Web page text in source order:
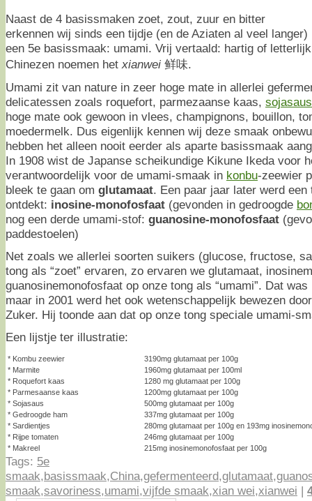
Naast de 4 basissmaken zoet, zout, zuur en bitter
erkennen wij sinds een tijdje (en de Aziaten al veel langer)
een 5e basissmaak: umami. Vrij vertaald: hartig of
Chinezen noemen het xianwei 鲜味.
Umami zit van nature in zeer hoge mate in allerlei
delicatessen zoals roquefort, parmezaanse kaas, sojasaus
hoge mate ook gewoon in vlees, champignons, bouillon,
moedermelk. Dus eigenlijk kennen wij deze smaak
hebben het alleen nooit eerder als aparte basissmaak
In 1908 wist de Japanse scheikundige Kikune Ikeda voor
verantwoordelijk voor de umami-smaak in konbu-zeewier
bleek te gaan om glutamaat. Een paar jaar later werd
ontdekt: inosine-monofosfaat (gevonden in gedroogde
nog een derde umami-stof: guanosine-monofosfaat
paddestoelen)
Net zoals we allerlei soorten suikers (glucose, fructose,
tong als “zoet” ervaren, zo ervaren we glutamaat,
guanosinemonofosfaat op onze tong als “umami”. Dat
maar in 2001 werd het ook wetenschappelijk bewezen
Zuker. Hij toonde aan dat op onze tong speciale umami-
Een lijstje ter illustratie:
* Kombu zeewier
3190mg glutamaat per 100g
* Marmite
1960mg glutamaat per 100ml
* Roquefort kaas
1280 mg glutamaat per 100g
* Parmesaanse kaas
1200mg glutamaat per 100g
* Sojasaus
500mg glutamaat per 100g
* Gedroogde ham
337mg glutamaat per 100g
* Sardientjes
280mg glutamaat per 100g en 193mg
* Rijpe tomaten
246mg glutamaat per 100g
* Makreel
215mg inosinemonofosfaat per 100g
Tags: 5e
smaak,basissmaak,China,gefermenteerd,glutamaat,
smaak,savoriness,umami,vijfde smaak,xian wei,xianwei |